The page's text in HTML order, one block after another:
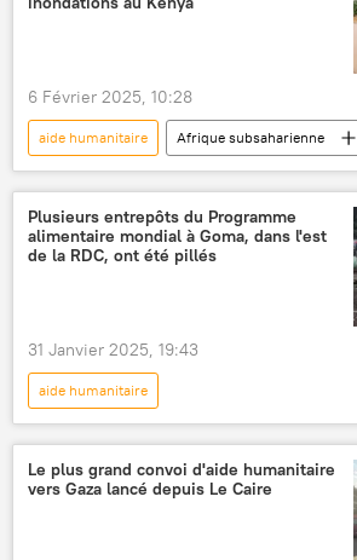
6 Février 2025, 10:28
aide humanitaire
Afrique subsaharienne
Kenya
inondation Biélorussie
Plusieurs entrepôts du Programme
alimentaire mondial à Goma, dans l'est
de la RDC, ont été pillés
31 Janvier 2025, 19:43
aide humanitaire
République démocratique du Congo (RDC)
Goma
PAM (Programme alimentaire mondial)
Le plus grand convoi d'aide humanitaire
vers Gaza lancé depuis Le Caire